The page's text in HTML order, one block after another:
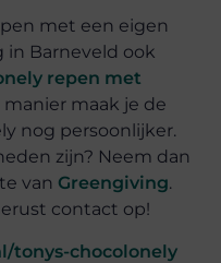
met een eigen
in Barneveld ook
repen met
maak je de
nog persoonlijker.
zijn? Neem dan
van Greengiving.
contact op!
tonys-chocolonely